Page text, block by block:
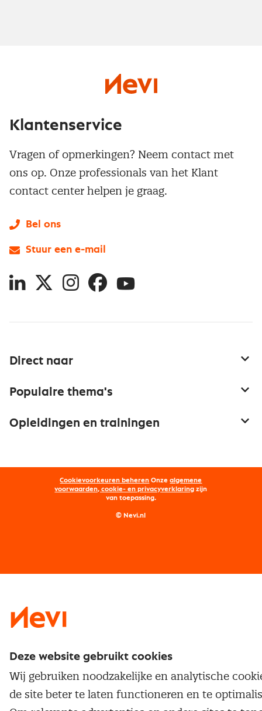
Direct naar
Netwerk en communities
Word lid van Nevi
Nevi PMI®
Populaire thema's
Onderhandelen
Opleidingen en trainingen
Opleidingen
Maatwerk
Nevi 1
Klantenservice
Vragen of opmerkingen? Neem contact met
ons op. Onze professionals van het Klant
contact center helpen je graag.
Bel ons
Stuur een e-mail
LinkedIn
X InstagramFacebookYouTube
Cookievoorkeuren beheren Onzealgemene
voorwaarden, cookie- en privacyverklaring zijn
van toepassing.
© Nevi.nl
Deze website gebruikt cookies
Wij gebruiken noodzakelijke en analytische
de site beter te laten functioneren en te